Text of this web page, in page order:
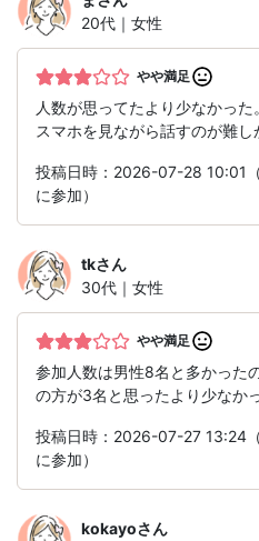
20代｜女性
やや満足
人数が思ってたより少なかった。
スマホを見ながら話すのが難し
投稿日時：2026-07-28 10:01
に参加）
tkさん
30代｜女性
やや満足
参加人数は男性8名と多かった
の方が3名と思ったより少なかっ
投稿日時：2026-07-27 13:24
に参加）
kokayoさん